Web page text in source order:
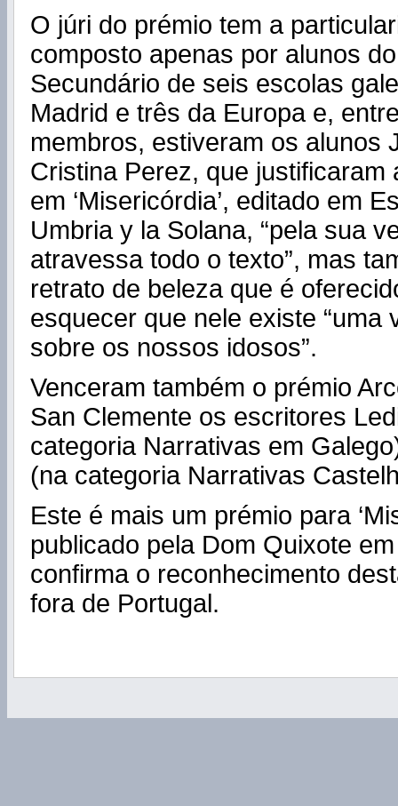
O júri do prémio tem a
composto apenas por alunos
Secundário de seis escolas
Madrid e três da Europa e,
membros, estiveram os alunos
Cristina Perez, que justificaram
em ‘Misericórdia’, editado em
Umbria y la Solana, “pela sua
atravessa todo o texto”, mas
retrato de beleza que é
esquecer que nele existe “uma
sobre os nossos idosos”.
Venceram também o prémio
San Clemente os escritores
categoria Narrativas em
(na categoria Narrativas
Este é mais um prémio para
publicado pela Dom Quixote
confirma o reconhecimento
fora de Portugal.